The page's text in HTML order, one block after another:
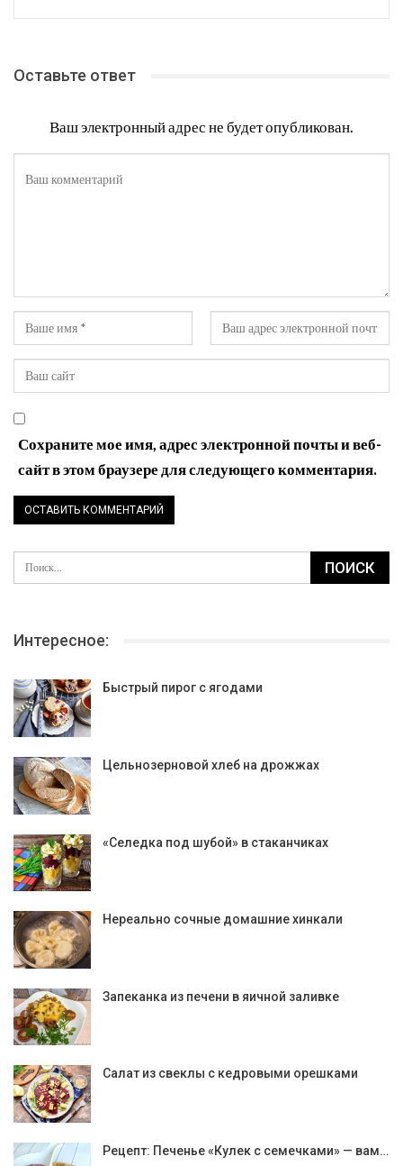
Оставьте ответ
Ваш электронный адрес не будет опубликован.
Сохраните мое имя, адрес электронной почты и веб-
сайт в этом браузере для следующего комментария.
Интересное:
Быстрый пирог с ягодами
Цельнозерновой хлеб на дрожжах
«Селедка под шубой» в стаканчиках
Нереально сочные домашние хинкали
Запеканка из печени в яичной заливке
Салат из свеклы с кедровыми орешками
Рецепт: Печенье «Кулек с семечками» — вам…